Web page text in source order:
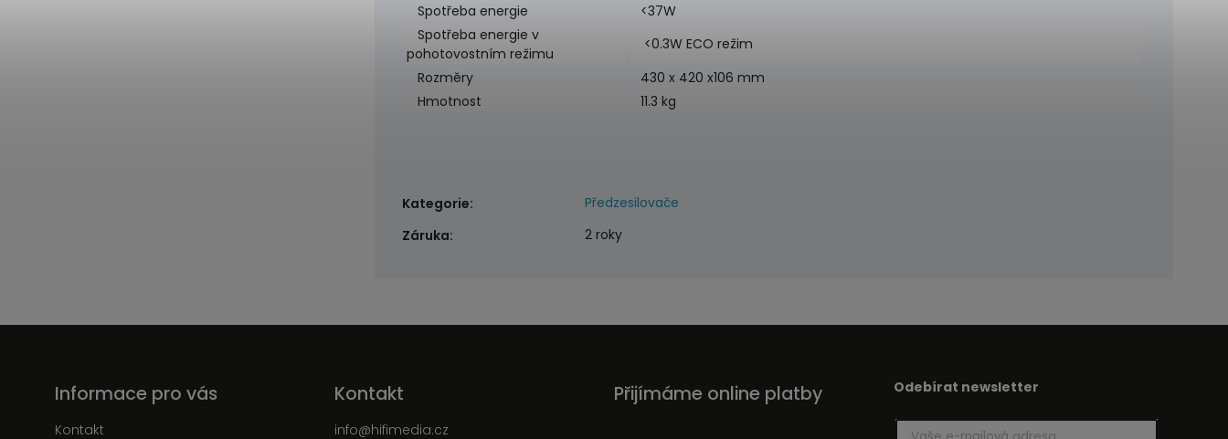
Spotřeba energie
<37W
Spotřeba energie v
pohotovostním režimu
<0.3W ECO režim
Rozměry
430 x 420 x106 mm
Hmotnost
11.3 kg
Kategorie:
Předzesilovače
Záruka: 2 roky
Informace pro vás
Kontakt
Kontakt
info@hifimedia.cz
Přijímáme online platby Odebírat newsletter